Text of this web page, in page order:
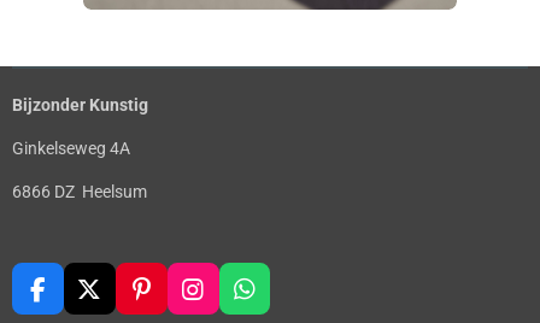
Bijzonder Kunstig
Ginkelseweg 4A
6866 DZ Heelsum
F
X
P
I
W